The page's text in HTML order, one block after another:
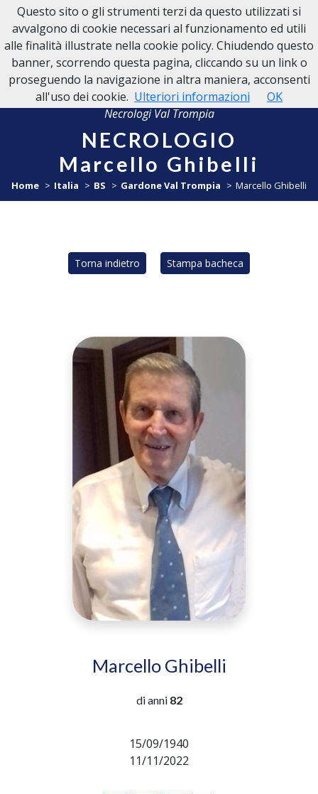
NECROLOGI VAL TROMPIA
Necrologi Val Trompia
NECROLOGIO
Marcello Ghibelli
Home Italia BS Gardone Val Trompia Marcello Ghibelli
Torna indietro Stampa bacheca
Marcello Ghibelli
di anni 82
15/09/1940
11/11/2022
Questo sito o gli strumenti terzi da questo utilizzati si
avvalgono di cookie necessari al funzionamento ed utili
alle finalità illustrate nella cookie policy. Chiudendo questo
banner, scorrendo questa pagina, cliccando su un link o
proseguendo la navigazione in altra maniera, acconsenti
all'uso dei cookie. Ulteriori informazioni OK